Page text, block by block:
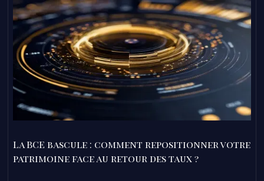
La BCE bascule : comment repositionner votre
patrimoine face au retour des taux ?